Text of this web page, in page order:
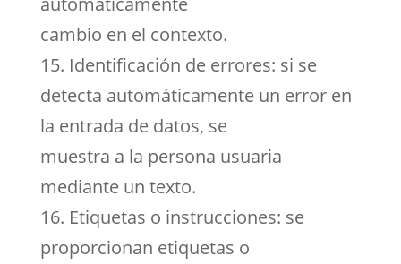
cambio en el contexto.
15. Identificación de errores: si se
detecta automáticamente un error en
la entrada de datos, se
muestra a la persona usuaria
mediante un texto.
16. Etiquetas o instrucciones: se
proporcionan etiquetas o